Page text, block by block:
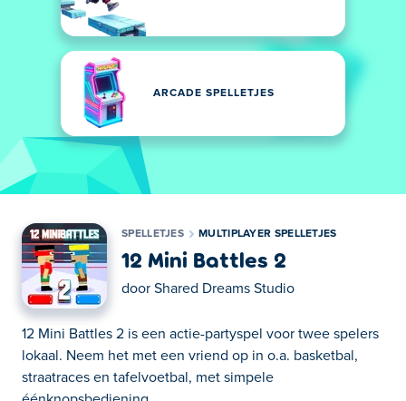
ARCADE SPELLETJES
SPELLETJES MULTIPLAYER SPELLETJES
12 Mini Battles 2
door Shared Dreams Studio
12 Mini Battles 2 is een actie-partyspel voor twee spelers
lokaal. Neem het met een vriend op in o.a. basketbal,
straatraces en tafelvoetbal, met simpele